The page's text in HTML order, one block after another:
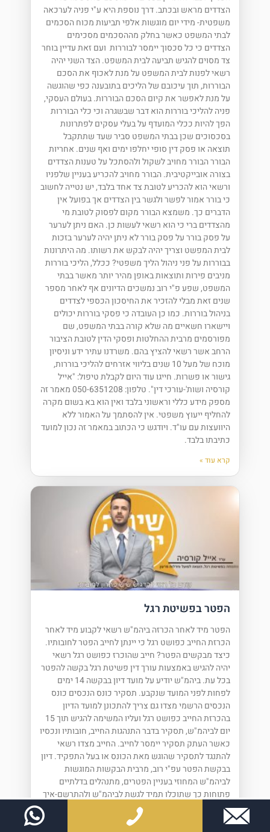
הצדדים מראש ובכתב. דרך נוספת היא ע"י פניה לערכאה
משפטית- מידי יום מוגשות אלפי תביעות מכוח הסכמים
לבתי המשפט כאשר בחלק מההסכמים מסכימים
הצדדים כי כל סכסוך יימסר לבוררות ועם זאת עדיין בוחר
צד מסוים להגיש תביעה לבית המשפט. הצד השני יהיה
רשאי לפנות לבית המשפט על מנת לאכוף את הסכם
הבוררות, תוך עיכובם של הליכים בתובענה כפי שהוגשה
על מנת לאפשר את קיום הסכם הבוררות. בעולם העסקי,
פניה להליכי בוררות הוא דבר שבשגרה וכי כלי הבוררות
הפך להיות ככלי המועדף על בעלי עסקים לפתרונות
בסכסוכים שכן בבתי המשפט סביר שעד שתתקבל
תוצאה או פסק דין סופי יחלפו ימים ואף שנים. אחריות
הבורר הבורר מחויב לשקול ולהסתכל על טענות הצדדים
בצורה אובייקטיבית. הבורר מחויב להכריע בעניין שלפניו
ורשאי הוא להכריע לטובת צד אחד בלבד, יש נטייה לחשוב
כי בורר אמור לפשר ולגשר בין הצדדים אך בפועל אין
הדברים כך. משמצא הבורר מקום לפסוק לטובת מי
מהצדדים ברי כי הוא רשאי לעשות כן. האם ניתן לערער
על פסק בורר על פסק בורר לא ניתן יהיה לערער בזכות
לבית המפשט וצריך יהיה לבקש את רשותו. מה היתרונות
בבוררות על פני ניהול הליך משפטי? ככלל, הליכי בוררות
מניבים פירות ותוצאות באופן מהיר יותר מאשר בבתי
המשפט, שפע פ"י רוב נמשכים הדיונים אף לאחר מספר
שנים זאת מבלי להזכיר את החיסכון הכספי לצדדים
בניהול בוררות. כמו כן העובדה כי פסקי בוררות יכולים
ויישארו חשאיים מה שלא קורה בבתי המשפט, שם
מפורסמים מרבית ההחלטות ופסקי הדין לטובת הציבור
הרחב אשר רשאי להציץ בהם. משרדנו עתיר ידע וניסיון
מוכח של מעל 10 שנים בליווי אזרחים להליכי בוררות,
גישור או פשרות. חייגו עוד היום לקבלת טיפול: "אייל
קורסיה ושות'-עורכי דין". טלפון: 050-6351208 מאמר זה
מספק מידע כללי וראשוני בלבד ואין הוא בא בשום מקרה
להחליף ייעוץ משפטי. אין להסתמך על האמור ללא
היוועצות עם עו"ד. ויודגש כי הכתוב במאמר זה נכון למועד
כתיבתו בלבד.
קרא עוד »
הפטר בפשיטת רגל
הפטר מיד לאחר הכרזה ביהמ"ש רשאי לקבוע מיד לאחר
הכרזת החייב כפושט רגל כי יינתן לחייב הפטר לחובותיו.
כיצד מבקשים הפטר? חייב שהוכרז כפושט רגל רשאי
יהיה להגיש באמצעות עורך דין פשיטת רגל בקשה להפטר
בכל עת. ביהמ"ש יודיע על מועד דיון בבקשה 14 ימים
לפחות לפני המועד שנקבע. תסקיר כונס הנכסים כונס
הנכסים הרשמי מצדו גם צריך להתכונן למועד הדיון
בהכרזת החייב כפושט רגל ועליו המשימה להגיש תוך 15
יום לביהמ"ש, תסקיר בדבר התנהגות החייב, חובותיו ונכסיו
כאשר העתק תסקיר יימסר לחייב. החייב מצדו רשאי
להתנגד לתסקיר שהוגש מאת הכונס או בעל התפקיד. דיון
בבקשת הפטר עפ"י רוב, מרבית הבקשות המוגשות
לביהמ"ש המחוזי בעניין הפטרים, מתנהלים בדלתיים
פתוחות כך שתוכלו תמיד לגשת לביהמ"ש ולהתרשם-איך
נראה דיון בבקשת הפטר, ביהמ"ש במסגרת הדיון רשאי
לשמוע את הכונס הרשמי הנאמן או כל נושה להציג לחייב